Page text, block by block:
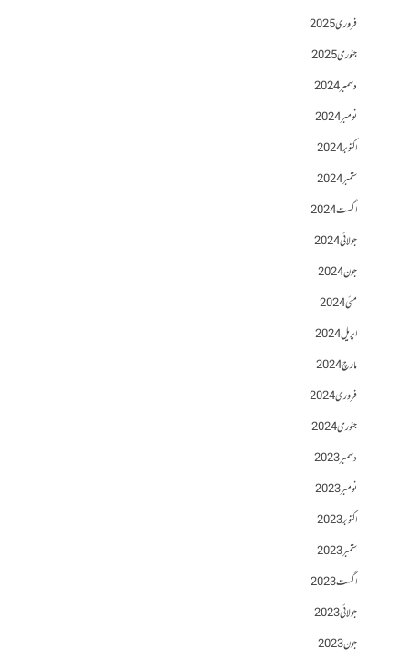
فروری 2025
جنوری 2025
دسمبر 2024
نومبر 2024
اکتوبر 2024
ستمبر 2024
اگست 2024
جولائی 2024
جون 2024
مئی 2024
اپریل 2024
مارچ 2024
فروری 2024
جنوری 2024
دسمبر 2023
نومبر 2023
اکتوبر 2023
ستمبر 2023
اگست 2023
جولائی 2023
جون 2023